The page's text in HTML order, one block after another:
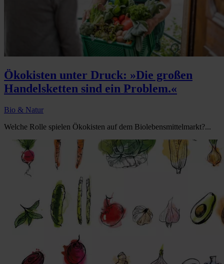
Ökokisten unter Druck: »Die großen
Handelsketten sind ein Problem.«
Bio & Natur
Welche Rolle spielen Ökokisten auf dem Biolebensmittelmarkt?...